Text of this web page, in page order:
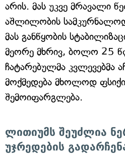
არის. მას უკვე მრავალი
აშლილობის სამკურნალოდ
მას განწყობის
მეორე მხრივ, ბოლო 25
ჩატარებულმა კვლევებმა
მოქმედება მხოლოდ
შემოიფარგლება.
ლითიუმს შეუძლია
უჯრედების